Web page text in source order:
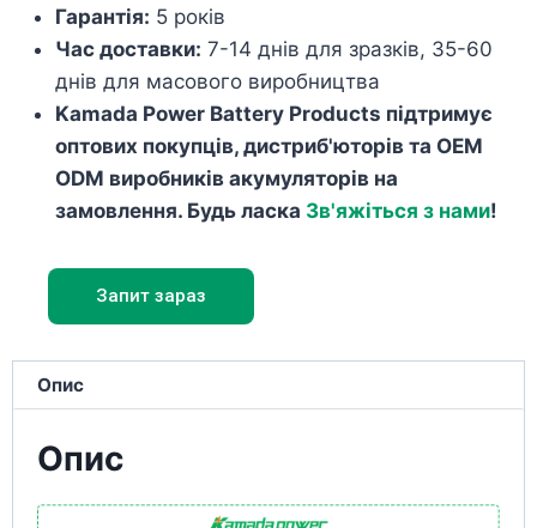
Гарантія: 5 років
Час доставки: 7-14 днів для зразків, 35-60
днів для масового виробництва
Kamada Power Battery Products підтримує
оптових покупців, дистриб'юторів та OEM
ODM виробників акумуляторів на
замовлення. Будь ласка Зв'яжіться з нами!
Запит зараз
Опис
Опис